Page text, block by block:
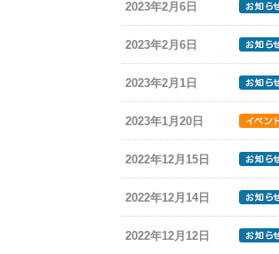
2023年2月6日
2023年2月6日
2023年2月1日
2023年1月20日
2022年12月15日
2022年12月14日
2022年12月12日